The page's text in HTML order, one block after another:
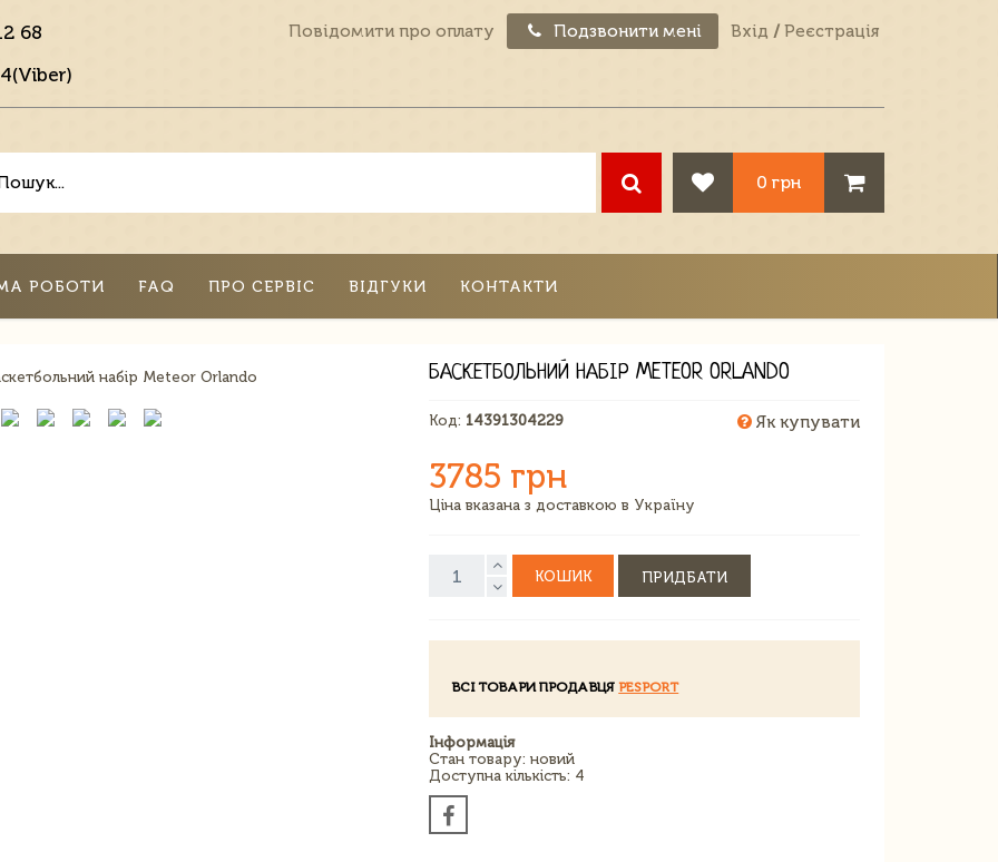
68
Повідомити про оплату Подзвонити мені Вхід / Реєстрація
0 грн
РОБОТИ FAQ ПРО СЕРВІС ВІДГУКИ КОНТАКТИ
БАСКЕТБОЛЬНИЙ НАБІР METEOR ORLANDO
Код: 14391304229 Як купувати
3785 грн
Ціна вказана з доставкою в Україну
КОШИК ПРИДБАТИ
ВСІ ТОВАРИ ПРОДАВЦЯPESPORT
Інформація
Стан товару: новий
Доступна кількість: 4